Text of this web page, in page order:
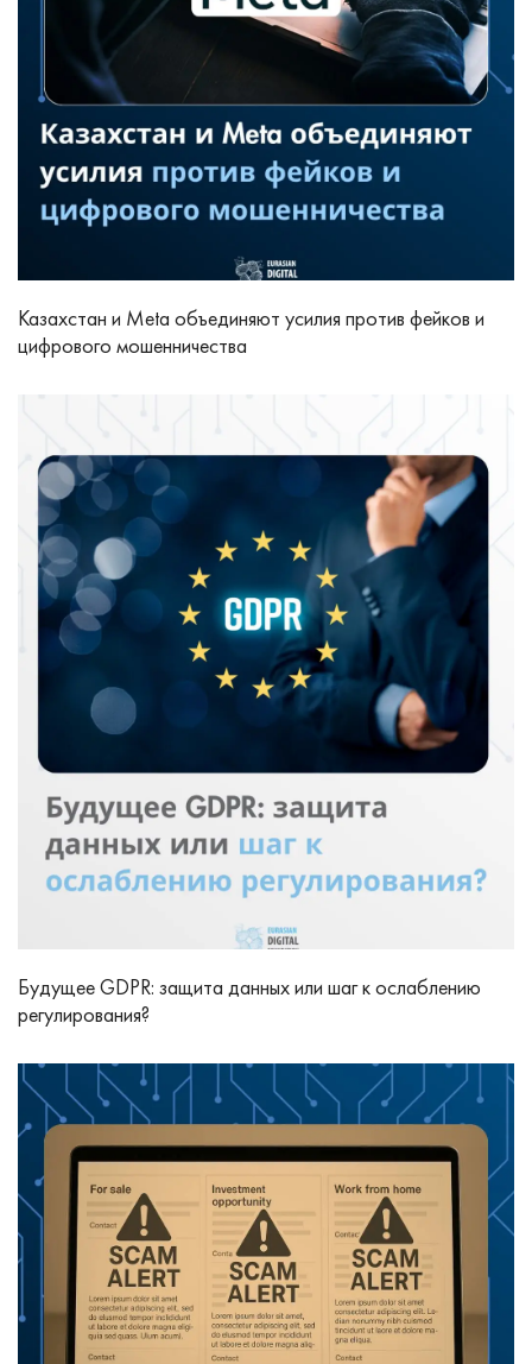
Казахстан и Meta объединяют усилия против фейков и
цифрового мошенничества
Будущее GDPR: защита данных или шаг к ослаблению
регулирования?